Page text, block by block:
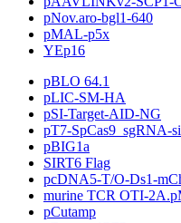
pNov.aro-bgl1-640
pMAL-p5x
YEp16
pBLO 64.1
pLIC-SM-HA
pSI-Target-AID-NG
pT7-SpCas9_sgRNA-
pBIG1a
SIRT6 Flag
pcDNA5-T/O-Ds1-
murine TCR OTI-
pCutamp